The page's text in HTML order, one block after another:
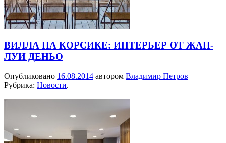
ВИЛЛА НА КОРСИКЕ: ИНТЕРЬЕР ОТ ЖАН-
ЛУИ ДЕНЬО
Опубликовано 16.08.2014 автором Владимир Петров
Рубрика: Новости.